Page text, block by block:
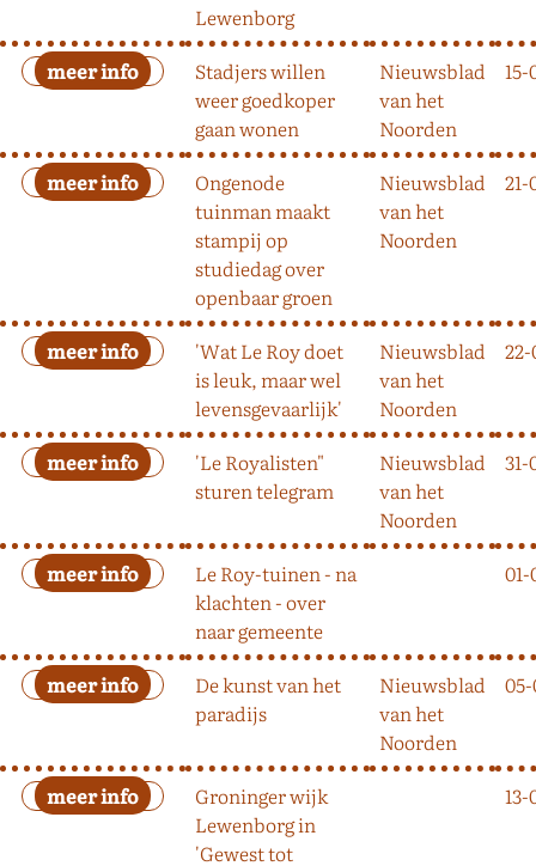
Lewenborg
Stadjers willen
weer goedkoper
gaan wonen
Nieuwsblad
van het
Noorden
15-
Ongenode
tuinman maakt
stampij op
studiedag over
openbaar groen
Nieuwsblad
van het
Noorden
21-
'Wat Le Roy doet
is leuk, maar wel
levensgevaarlijk'
Nieuwsblad
van het
Noorden
22-
'Le Royalisten"
sturen telegram
Nieuwsblad
van het
Noorden
31-
Le Roy-tuinen - na
klachten - over
naar gemeente
01-
De kunst van het
paradijs
Nieuwsblad
van het
Noorden
Groninger wijk
Lewenborg in
'Gewest tot
13-